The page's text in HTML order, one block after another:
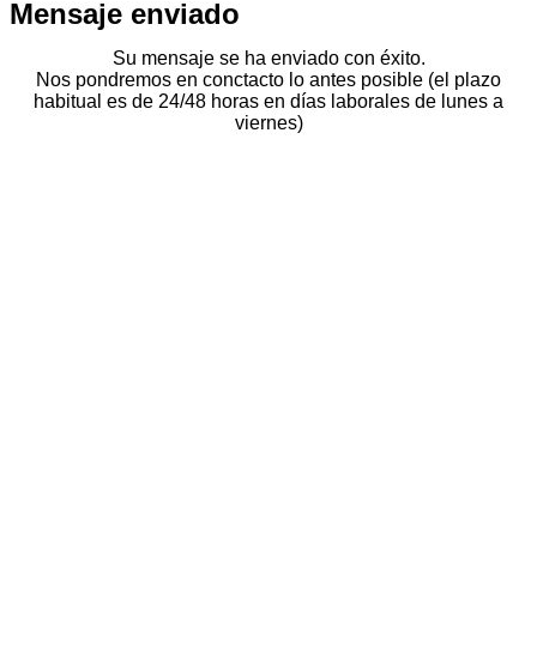
Mensaje enviado
Su mensaje se ha enviado con éxito.
Nos pondremos en conctacto lo antes posible (el plazo
habitual es de 24/48 horas en días laborales de lunes a
viernes)